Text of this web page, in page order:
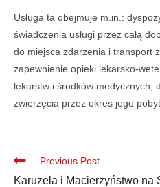
Usługa ta obejmuje m.in.:
świadczenia usługi przez całą
do miejsca zdarzenia i transport
zapewnienie opieki lekarsko-
lekarstw i środków medycznych,
zwierzęcia przez okres jego
Previous Post
Karuzela i Macierzyństwo na